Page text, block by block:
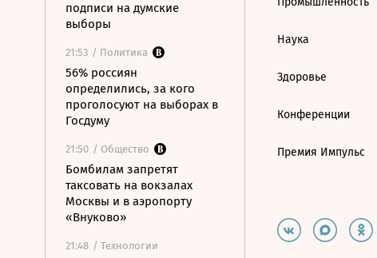
подписи на думские
выборы
21:53 / Политика
56% россиян
определились, за кого
проголосуют на выборах в
Госдуму
21:50 / Общество
Бомбилам запретят
таксовать на вокзалах
Москвы и в аэропорту
«Внуково»
21:48 / Технологии
Наука
Здоровье
Конференции
Премия Импульс